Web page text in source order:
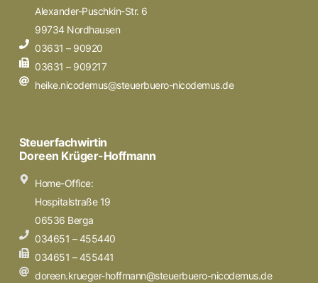
Alexander-Puschkin-Str. 6
99734 Nordhausen
03631 – 90920
03631 – 909217
heike.nicodemus@steuerbuero-nicodemus.de
Steuerfachwirtin
Doreen Krüger-Hoffmann
Home-Office:
Hospitalstraße 19
06536 Berga
034651 – 455440
034651 – 455441
doreen.krueger-hoffmann@steuerbuero-nicodemus.de